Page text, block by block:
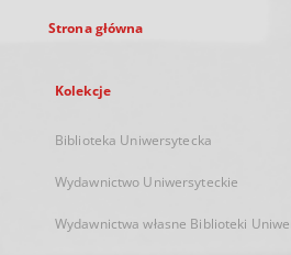
Strona główna
Kolekcje
Biblioteka Uniwersytecka
Wydawnictwo Uniwersyteckie
Wydawnictwa własne Biblioteki